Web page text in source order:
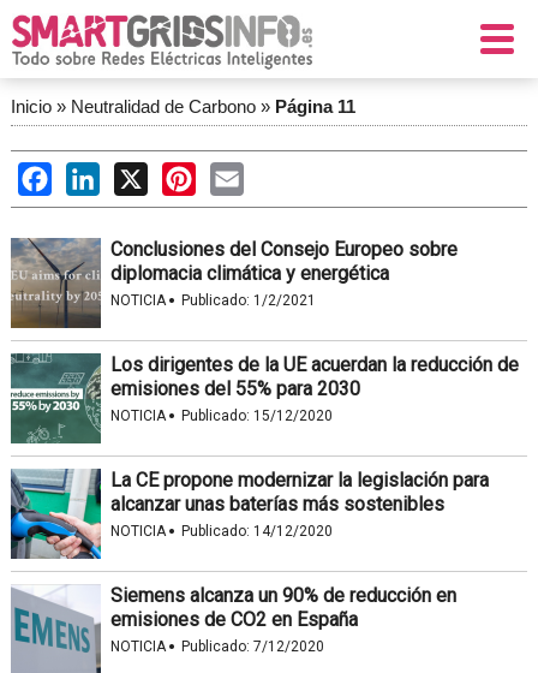
Inicio» Neutralidad de Carbono» Página 11
FacebookLinkedIn
X PinterestEmail
Conclusiones del Consejo Europeo sobre
diplomacia climática y energética
NOTICIA· Publicado: 1/2/2021
Los dirigentes de la UE acuerdan la reducción de
emisiones del 55% para 2030
NOTICIA· Publicado: 15/12/2020
La CE propone modernizar la legislación para
alcanzar unas baterías más sostenibles
NOTICIA· Publicado: 14/12/2020
Siemens alcanza un 90% de reducción en
emisiones de CO2 en España
NOTICIA· Publicado: 7/12/2020